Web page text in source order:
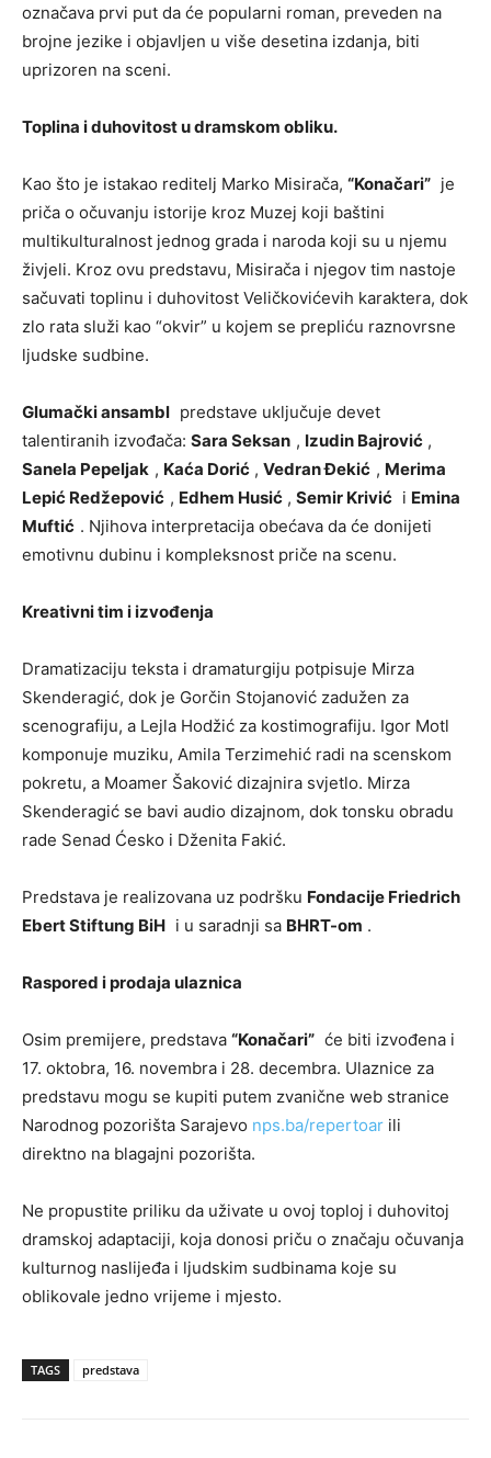
označava prvi put da će popularni roman, preveden na
brojne jezike i objavljen u više desetina izdanja, biti
uprizoren na sceni.
Toplina i duhovitost u dramskom obliku.
Kao što je istakao reditelj Marko Misirača, “Konačari” je
priča o očuvanju istorije kroz Muzej koji baštini
multikulturalnost jednog grada i naroda koji su u njemu
živjeli. Kroz ovu predstavu, Misirača i njegov tim nastoje
sačuvati toplinu i duhovitost Veličkovićevih karaktera, dok
zlo rata služi kao “okvir” u kojem se prepliću raznovrsne
ljudske sudbine.
Glumački ansambl predstave uključuje devet
talentiranih izvođača: Sara Seksan , Izudin Bajrović ,
Sanela Pepeljak , Kaća Dorić , Vedran Đekić , Merima
Lepić Redžepović , Edhem Husić , Semir Krivić i Emina
Muftić . Njihova interpretacija obećava da će donijeti
emotivnu dubinu i kompleksnost priče na scenu.
Kreativni tim i izvođenja
Dramatizaciju teksta i dramaturgiju potpisuje Mirza
Skenderagić, dok je Gorčin Stojanović zadužen za
scenografiju, a Lejla Hodžić za kostimografiju. Igor Motl
komponuje muziku, Amila Terzimehić radi na scenskom
pokretu, a Moamer Šaković dizajnira svjetlo. Mirza
Skenderagić se bavi audio dizajnom, dok tonsku obradu
rade Senad Ćesko i Dženita Fakić.
Predstava je realizovana uz podršku Fondacije Friedrich
Ebert Stiftung BiH i u saradnji sa BHRT-om .
Raspored i prodaja ulaznica
Osim premijere, predstava “Konačari” će biti izvođena i
17. oktobra, 16. novembra i 28. decembra. Ulaznice za
predstavu mogu se kupiti putem zvanične web stranice
Narodnog pozorišta Sarajevo nps.ba/repertoar ili
direktno na blagajni pozorišta.
Ne propustite priliku da uživate u ovoj toploj i duhovitoj
dramskoj adaptaciji, koja donosi priču o značaju očuvanja
kulturnog naslijeđa i ljudskim sudbinama koje su
oblikovale jedno vrijeme i mjesto.
TAGS predstava